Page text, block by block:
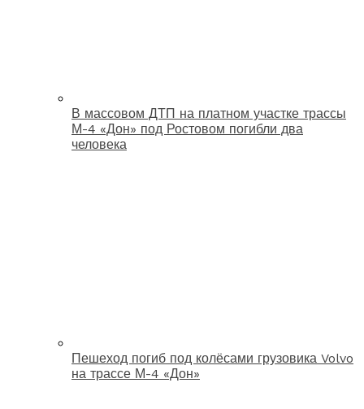
В массовом ДТП на платном участке трассы
М-4 «Дон» под Ростовом погибли два
человека
Пешеход погиб под колёсами грузовика Volvo
на трассе М-4 «Дон»